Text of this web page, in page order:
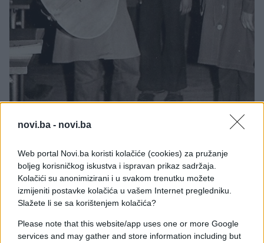
novi.ba - novi.ba
Web portal Novi.ba koristi kolačiće (cookies) za pružanje
boljeg korisničkog iskustva i ispravan prikaz sadržaja.
Kolačići su anonimizirani i u svakom trenutku možete
izmijeniti postavke kolačića u vašem Internet pregledniku.
Slažete li se sa korištenjem kolačića?
Please note that this website/app uses one or more Google
services and may gather and store information including but
Fotografija koju vidite donosi nam Draganu sa
gitarom u ruci. Muzika je oduvijek bila njena velika
ljubav. Ono što se, takođe, kod nje nije promijenilo
sve do danas jeste njen pogled. Oči je najviše
odaju.